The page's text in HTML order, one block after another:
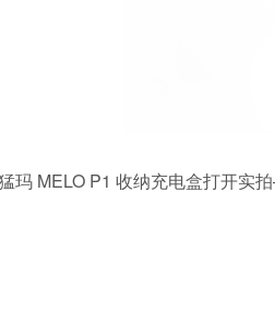
玛 MELO P1 收纳充电盒打开